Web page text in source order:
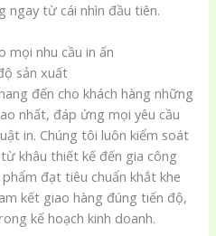
ngay từ cái nhìn đầu tiên.
mọi nhu cầu in ấn
sản xuất
đến cho khách hàng những
nhất, đáp ứng mọi yêu cầu
in. Chúng tôi luôn kiểm soát
khâu thiết kế đến gia công
đạt tiêu chuẩn khắt khe
kết giao hàng đúng tiến độ,
kế hoạch kinh doanh.